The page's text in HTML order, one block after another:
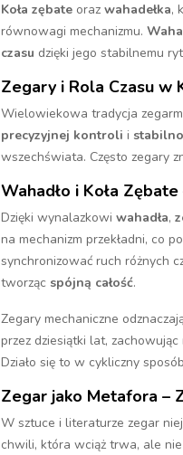
Koła zębate oraz wahadełka,
równowagi mechanizmu.
czasu dzięki jego stabilnemu
Zegary i Rola Czasu w
Wielowiekowa tradycja
precyzyjnej kontroli i
wszechświata. Często zegary
Wahadło i Koła
Dzięki wynalazkowi wahadła,
na mechanizm przekładni, co
synchronizować ruch różnych
tworząc spójną całość.
Zegary mechaniczne
przez dziesiątki lat,
Działo się to w cykliczny
Zegar jako Metafora –
W sztuce i literaturze zegar
chwili, która wciąż trwa, ale